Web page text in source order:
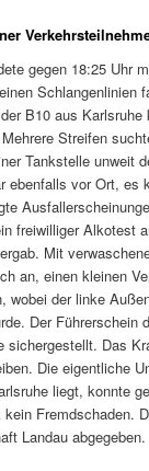
gegen 18:25 Uhr
Schlangenlinien
B10 aus Karlsruhe
Streifen
Tankstelle unweit
ebenfalls vor Ort, es
freiwilliger Alkotest
Mit
an, einen kleinen
wobei der linke
Der Führerschein
sichergestellt. Das
Die eigentliche
liegt, konnte
Fremdschaden.
Landau abgegeben.